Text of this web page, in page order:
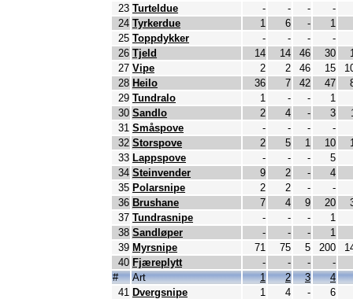
23 Turteldue - - -
-
24 Tyrkerdue 1 6 -
1
25 Toppdykker - - -
-
26 Tjeld 14 14 46 30
27 Vipe 2 2 46 15
28 Heilo 36 7 42 47
29 Tundralo 1 - -
1
30 Sandlo 2 4 - 3
31 Småspove - - -
-
32 Storspove 2 5 1 10
33 Lappspove - - -
5
34 Steinvender 9 2 -
4
35 Polarsnipe 2 2 -
-
36 Brushane 7 4 9 20
37 Tundrasnipe - - -
1
38 Sandløper - - -
1
39 Myrsnipe 71 75 5 200
40 Fjæreplytt - - -
-
#
Art 1 2 3
4
41 Dvergsnipe 1 4 -
6